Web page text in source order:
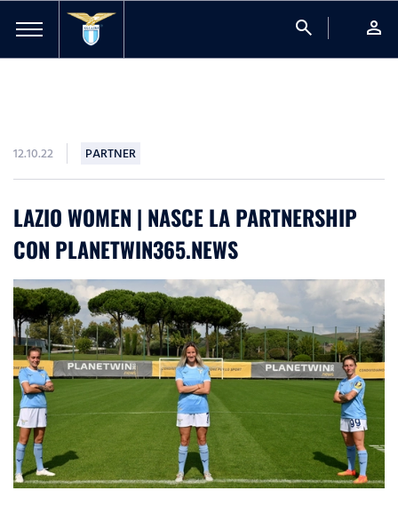
search person
12.10.22 PARTNER
LAZIO WOMEN | NASCE LA PARTNERSHIP
CON PLANETWIN365.NEWS